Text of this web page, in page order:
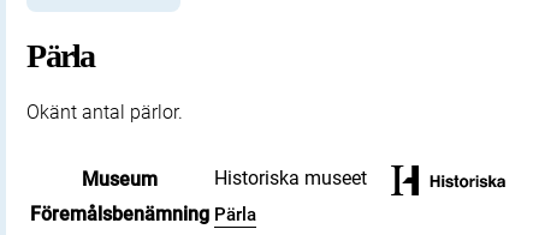
Pärla
Okänt antal pärlor.
Museum
Historiska museet
Föremålsbenämning Pärla